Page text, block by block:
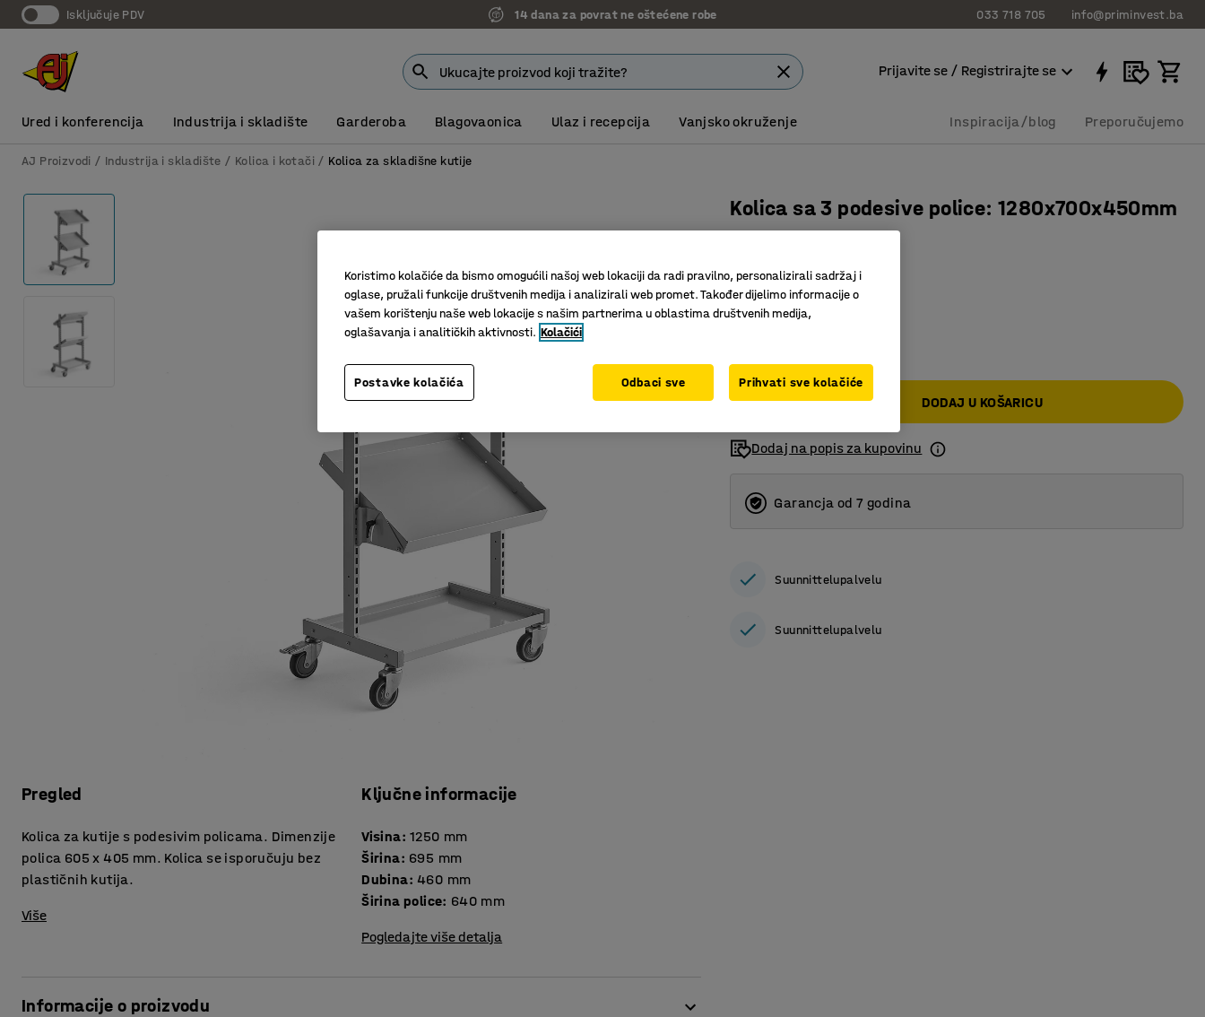
Isključuje PDV 14 dana za povrat ne oštećene robe 033 718 705 info@priminvest.ba
Prijavite se / Registrirajte se
Ured i konferencija Industrija i skladište Garderoba Blagovaonica Ulaz i recepcija Vanjsko okruženje Inspiracija/blog Preporučujemo
AJ Proizvodi Industrija i skladište Kolica i kotači Kolica za skladišne kutije
Pregled
Kolica za kutije s podesivim policama. Dimenzije
polica 605 x 405 mm. Kolica se isporučuju bez
plastičnih kutija.
Više
Ključne informacije
Visina: 1250 mm
Širina: 695 mm
Dubina: 460 mm
Širina police: 640 mm
Pogledajte više detalja
Informacije o proizvodu
Kolica sa 3 podesive police: 1280x700x450mm
Kolica za kutije
3 nosiva okvira
DODAJ U KOŠARICU
Dodaj na popis za kupovinu
Garancja od 7 godina
Suunnittelupalvelu
Suunnittelupalvelu
Koristimo kolačiće da bismo omogućili našoj web lokaciji da radi pravilno, personalizirali sadržaj i
oglase, pružali funkcije društvenih medija i analizirali web promet. Također dijelimo informacije o
vašem korištenju naše web lokacije s našim partnerima u oblastima društvenih medija,
oglašavanja i analitičkih aktivnosti. Kolačići
Postavke kolačića Odbaci sve Prihvati sve kolačiće